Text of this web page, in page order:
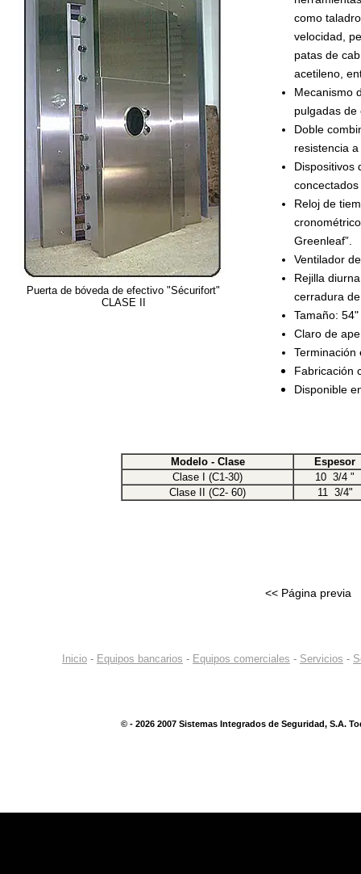
<< Página previa
Inicio - Equipos bancarios - Equipos comerciales - Servicios -
Modelo - Clase
Espesor
Clase I (C1-30)
10 3/4 "
Clase II (C2- 60)
11 3/4"
Puerta de bóveda de efectivo "Sécurifort"
CLASE II
como
velocidad,
patas de
acetileno,
Mecanismo
pulgadas de
Doble
resistencia
Dispositivos
Reloj de
Greenleaf”.
Ventilador
Rejilla
cerradura
Tamaño:
Claro de
Terminación
Fabricación
Disponible
© - 2026 2007 Sistemas Integrados de Seguridad, S.A.